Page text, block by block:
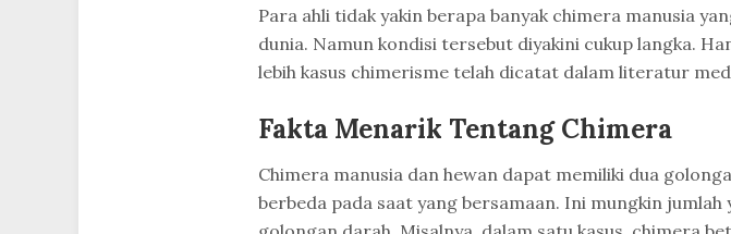
Para ahli tidak yakin berapa banyak chimera manusia
dunia. Namun kondisi tersebut diyakini cukup langka.
lebih kasus chimerisme telah dicatat dalam literatur
Fakta Menarik Tentang Chimera
Chimera manusia dan hewan dapat memiliki dua
berbeda pada saat yang bersamaan. Ini mungkin jumlah